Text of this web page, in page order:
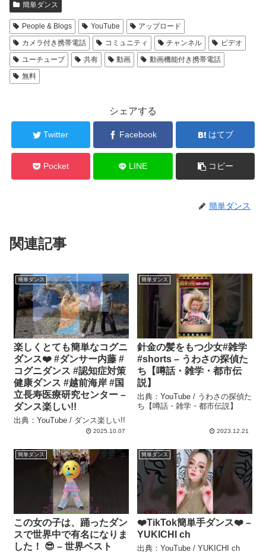
簡単ダンス
People & Blogs YouTube
アップロード
カメラ付き携帯電話
コミュニティ チャンネル
ビデオ
ユーチューブ
共有 動画
動画機能付き携帯電話
無料
シェアする
Twitter Facebook はてブ
Pocket LINE コピー
簡単ダンス
関連記事
簡単ダンス
楽しくとても簡単なコグニ
ダンス❤️ #ダンサー内藤 #
コグニダンス #認知症対策
健康ダンス #越前海岸 #国
立長寿医療研究センター –
ダンス楽しい!!
出典：YouTube / ダンス楽しい!!
2025.10.07
簡単ダンス
針金の髪をもつ少女#雑学
#shorts – うわさの探偵た
ち【噂話・雑学・都市伝
説】
出典：YouTube / うわさの探偵た
ち【噂話・雑学・都市伝説】
2023.12.21
簡単ダンス
この女の子は、踊ったダン
スで世界中で有名になりま
した！ 😎 – 世界ベスト
簡単ダンス
❤️TikTok簡単手ダンス❤️ –
YUKICHI ch
出典：YouTube / YUKICHI ch